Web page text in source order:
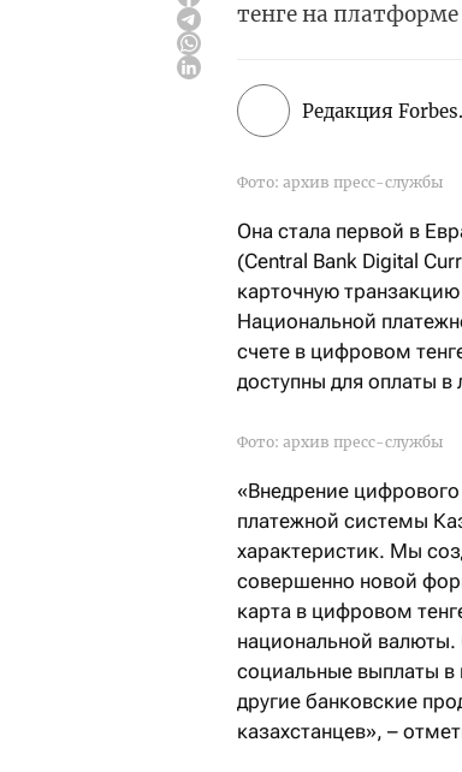
тенге на
Редакция
Фото: архив пресс-службы
Она стала первой в
(Сentral Bank Digital
карточную
Национальной
счете в цифровом
доступны для оплаты
Фото: архив пресс-службы
«Внедрение
платежной системы
характеристик. Мы
совершенно новой
карта в цифровом
национальной
социальные выплаты
другие банковские
казахстанцев», –